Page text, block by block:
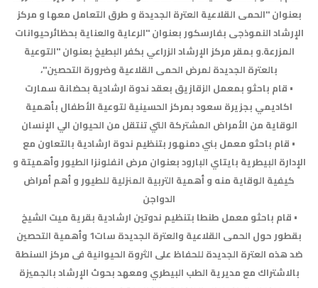
بعنوان "الحمى القلاعية العترة الجديدة و طرق التعامل معها و مركز
الإرشاد النموذجى بفارسكور بعنوان "الرعاية والعناية بحظائرحيوانات
المزرعة.و بمقر مركز الإرشاد الزراعي بكفر البطيخ بعنوان "التوعية
بالعترة الجديدة لمرض الحمى القلاعية وضرورة التحصين"،
• قام باحثو بمعمل الزقازيق بعقد ندوة ارشادية بحضانة سمارت
اكاديمي بجزيرة سعود بمركز الحسينية لتوعية الأطفال بأهمية
الوقاية من الأمراض المشتركة التي تنتقل من الحيوان الي الإنسان
• قام باحثو معمل بني دمنهور بتنظيم ندوة ارشادية بالتعاون مع
الإدارة البيطرية بايتاي البارود بعنوان مرض انفلونزا الطيور وأهميتة و
كيفية الوقاية منه و أهمية التربية المنزلية للطيور و أهم أمراض
الدواجن
• قام باحثو معمل طنطا بتنظيم ندوتين ارشادية بقرية ميت الشيخ
بقطور حول الحمى القلاعية والعترة الجديدة سات1 وأهمية التحصين
ضد هذه العترة الجديدة للحفاظ على الثروة الحيوانية فى مركز السنطة
بالاشتراك مع مديرية الطب البيطري ومعهد بحوث الإرشاد بالجميزة